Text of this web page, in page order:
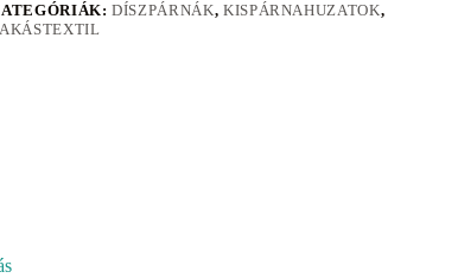
DÍSZPÁRNÁK, KISPÁRNAHUZATOK,